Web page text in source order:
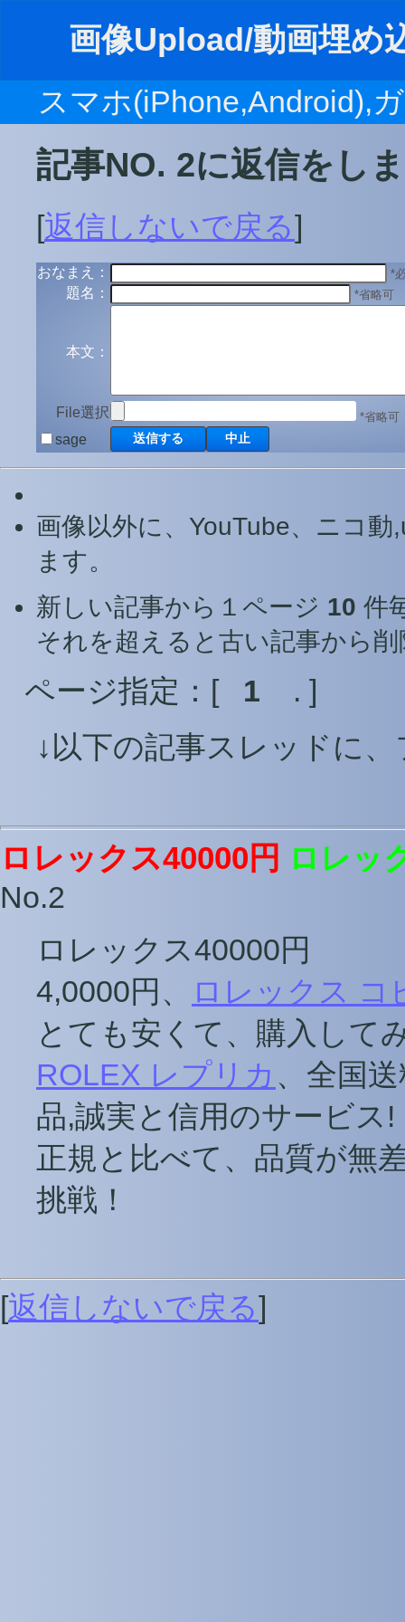
画像Upload/動画埋め
スマホ(iPhone,Android),
記事NO. 2に返信をし
[返信しないで戻る]
おなまえ： *
題名： *省略可
本文：
File選択 *省略可
sage
画像以外に、YouTube、ニコ
ます。
新しい記事から１ページ 10 件
それを超えると古い記事から
ページ指定：[ 1 . ]
↓以下の記事スレッドに
ロレックス40000円 ロレッ
No.2
ロレックス40000円
4,0000円、
ロレックス コ
とても安くて、購入して
ROLEX レプリカ 、全国
品,誠実と信用のサービス!
正規と比べて、品質が無
挑戦！
[返信しないで戻る]